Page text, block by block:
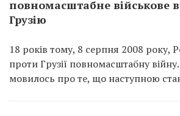
повномасштабне військове
Грузію
18 років тому, 8 серпня 2008 року,
проти Грузії повномасштабну
мовилось про те, що наступною